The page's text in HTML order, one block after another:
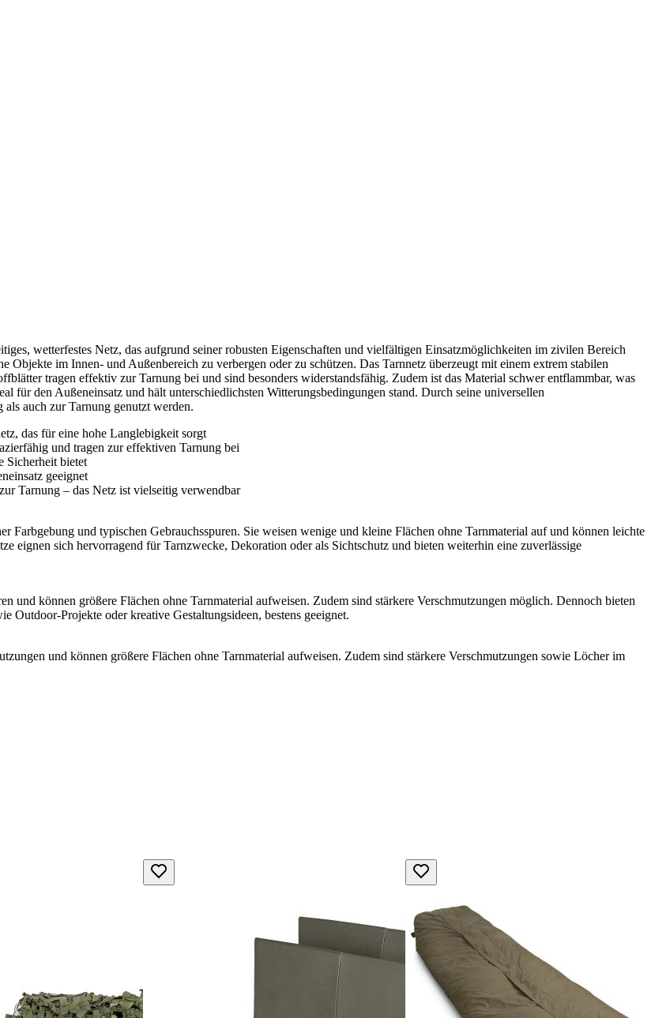
wetterfestes Netz, das aufgrund seiner robusten Eigenschaften und vielfältigen Einsatzmöglichkeiten im zivilen Bereich
Objekte im Innen- und Außenbereich zu verbergen oder zu schützen. Das Tarnnetz überzeugt mit einem extrem stabilen
tragen effektiv zur Tarnung bei und sind besonders widerstandsfähig. Zudem ist das Material schwer entflammbar, was
für den Außeneinsatz und hält unterschiedlichsten Witterungsbedingungen stand. Durch seine universellen
auch zur Tarnung genutzt werden.
das für eine hohe Langlebigkeit sorgt
und tragen zur effektiven Tarnung bei
Sicherheit bietet
geeignet
Tarnung – das Netz ist vielseitig verwendbar
Farbgebung und typischen Gebrauchsspuren. Sie weisen wenige und kleine Flächen ohne Tarnmaterial auf und können leichte
eignen sich hervorragend für Tarnzwecke, Dekoration oder als Sichtschutz und bieten weiterhin eine zuverlässige
und können größere Flächen ohne Tarnmaterial aufweisen. Zudem sind stärkere Verschmutzungen möglich. Dennoch bieten
Projekte oder kreative Gestaltungsideen, bestens geeignet.
und können größere Flächen ohne Tarnmaterial aufweisen. Zudem sind stärkere Verschmutzungen sowie Löcher im